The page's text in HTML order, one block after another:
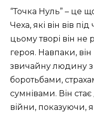
“Точка Нуль” – це
Чеха, які він вів
цьому творі він не
героя. Навпаки,
звичайну людину з
боротьбами,
сумнівами. Він
війни, показуючи,